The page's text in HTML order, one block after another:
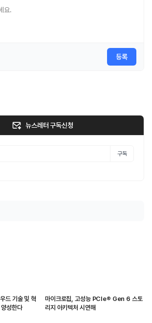
등록
뉴스레터 구독신청
구독
드 기술 및 혁
성한다
마이크로칩, 고성능 PCIe® Gen 6 스토
리지 아키텍처 시연해